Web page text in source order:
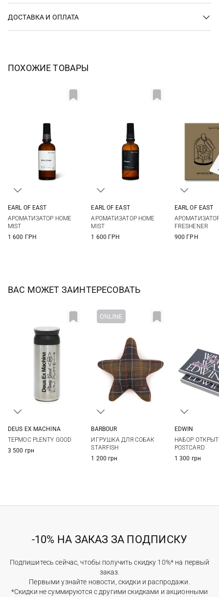
ДОСТАВКА И ОПЛАТА
ПОХОЖИЕ ТОВАРЫ
EARL OF EAST
АРОМАТИЗАТОР HOME
MIST
1 600 ГРН
EARL OF EAST
АРОМАТИЗАТОР HOME
MIST
1 600 ГРН
EARL OF EAST
FRESHENER
900 ГРН
ВАС МОЖЕТ ЗАИНТЕРЕСОВАТЬ
DEUS EX MACHINА
ТЕРМОС PLENTY GOOD
3 500 грн
BARBOUR
ИГРУШКА ДЛЯ СОБАК
STARFISH
1 200 грн
EDWIN
НАБОР
POSTCARD
1 300 грн
-10% НА ЗАКАЗ ЗА ПОДПИСКУ
Подпишитесь сейчас, чтобы получить скидку 10%* на первый
заказ.
Первыми узнайте новости, скидки и распродажи.
*Скидки не суммируются с другими скидками и акционными